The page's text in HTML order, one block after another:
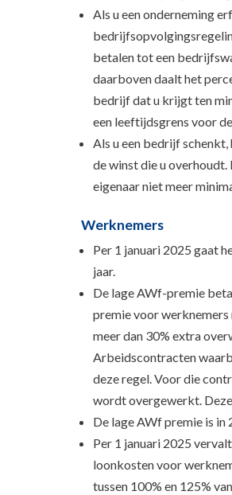
Als u een onderneming
betalen tot een
daarboven daalt het
bedrijf dat u krijgt ten
een leeftijdsgrens voor
Als u een bedrijf
de winst die u
eigenaar niet meer
Werknemers
Per 1 januari 2025 gaat
jaar.
De lage AWf-premie
premie voor werknemers
meer dan 30% extra
Arbeidscontracten
deze regel. Voor die
wordt overgewerkt.
De lage AWf premie is in
Per 1 januari 2025
loonkosten voor
tussen 100% en 125%